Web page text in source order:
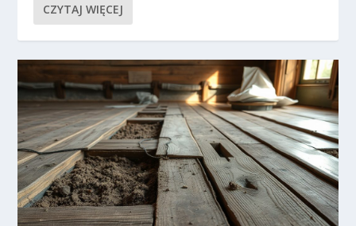
CZYTAJ WIĘCEJ